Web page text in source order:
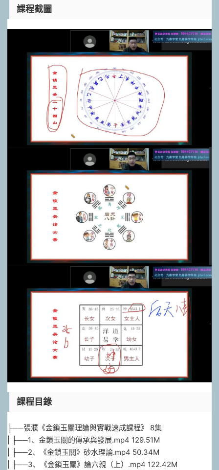
課程截圖
課程目錄
├──張濮《金鎖玉關理論與實戰速成課程》 8集
| ├──1、金鎖玉關的傳承與發展.mp4 129.51M
| ├──2、《金鎖玉關》砂水理論.mp4 50.34M
| ├──3、《金鎖玉關》論六親（上）.mp4 122.42M